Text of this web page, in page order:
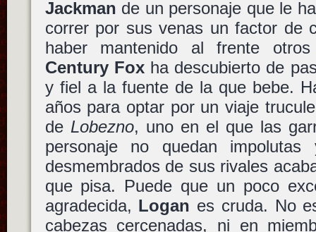
Jackman de un personaje que le
correr por sus venas un factor de
haber mantenido al frente
Century Foxha descubierto de
y fiel a la fuente de la que bebe.
años para optar por un viaje
de Lobezno, uno en el que las
personaje no quedan
desmembrados de sus rivales
que pisa. Puede que un poco
agradecida, Logan es cruda. No
cabezas cercenadas, ni en